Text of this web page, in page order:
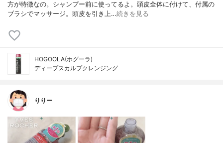
方が特徴なの。シャンプー前に使ってるよ。頭皮全体に付けて、付属の
ブラシでマッサージ。頭皮を引き上…続きを見る
HOGOOLA(ホグーラ)
ディープスカルプクレンジング
りりー